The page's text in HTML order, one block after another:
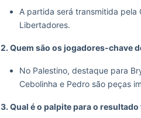
A partida será transmitida pela
Libertadores.
2. Quem são os jogadores-chave
No Palestino, destaque para
Cebolinha e Pedro são peças
3. Qual é o palpite para o